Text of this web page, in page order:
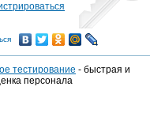
тестирование - быстрая и
персонала